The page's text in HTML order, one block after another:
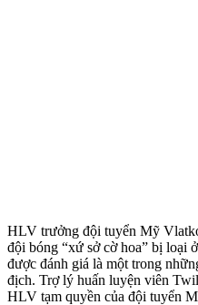
HLV trưởng đội tuyển Mỹ
đội bóng “xứ sở cờ hoa” bị loại
được đánh giá là một trong
địch. Trợ lý huấn luyện viên
HLV tạm quyền của đội tuyển